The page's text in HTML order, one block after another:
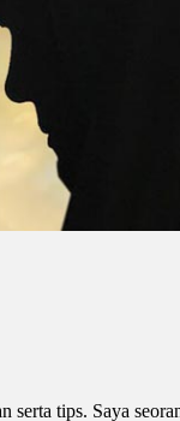
serta tips. Saya